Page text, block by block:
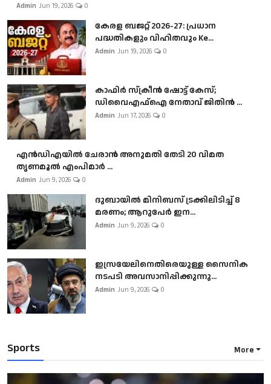
Admin Jun 19, 2026 0
കേരള ബജറ്റ് 2026-27: പ്രധാന
പദ്ധതികളും വിഹിതവും Ke...
Admin Jun 19, 2026 0
കാഫിർ സ്‌ക്രീൻ ഷോട്ട് കേസ്;
ഡിവൈഎഫ്ഐ നേതാവ് ജിതിൻ ...
Admin Jun 17, 2026 0
എൻഡിഎയിൽ ചേരാൻ അനുമതി തേടി 20 വിമത
തൃണമൂൽ എംപിമാർ ...
Admin Jun 9, 2026 0
ദുബായിൽ മിനിബസ്​ ട്രക്കിലിടിച്ച് 8
മരണം; ആറുപേർ ഇന...
Admin Jun 9, 2026 0
ഇസ്രയേലിനെതിരെയുള്ള സൈനിക
നടപടി അവസാനിപ്പിക്കുന്നു...
Admin Jun 9, 2026 0
Sports More